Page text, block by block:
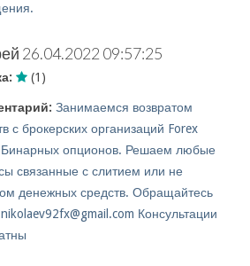
26.04.2022 09:57:25
(1)
Занимаемся возвратом
с брокерских организаций Forex
Бинарных опционов. Решаем любые
связанные с слитием или не
денежных средств. Обращайтесь
Консультации